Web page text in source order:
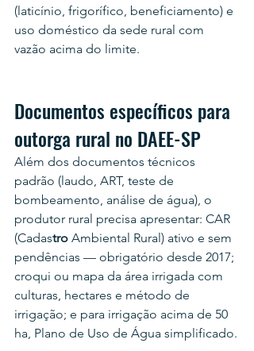
(laticínio, frigorífico, beneficiamento) e
uso doméstico da sede rural com
vazão acima do limite.
Documentos específicos para
outorga rural no DAEE-SP
Além dos documentos técnicos
padrão (laudo, ART, teste de
bombeamento, análise de água), o
produtor rural precisa apresentar: CAR
(Cadastro Ambiental Rural) ativo e sem
pendências — obrigatório desde 2017;
croqui ou mapa da área irrigada com
culturas, hectares e método de
irrigação; e para irrigação acima de 50
ha, Plano de Uso de Água simplificado.